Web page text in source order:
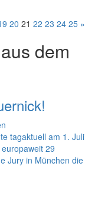
20 21 22 23 24 25 »
dem
tagaktuell am 1. Juli
29
Jury in München die